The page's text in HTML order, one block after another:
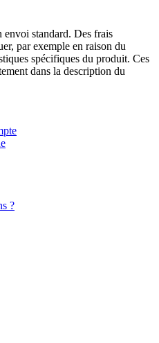
envoi standard. Des frais
par exemple en raison du
spécifiques du produit. Ces
dans la description du
?